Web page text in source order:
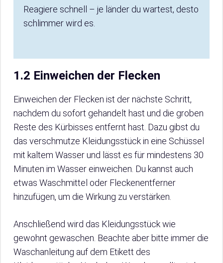
Reagiere schnell – je länder du wartest, desto
schlimmer wird es.
1.2 Einweichen der Flecken
Einweichen der Flecken ist der nächste Schritt,
nachdem du sofort gehandelt hast und die groben
Reste des Kürbisses entfernt hast. Dazu gibst du
das verschmutze Kleidungsstück in eine Schüssel
mit kaltem Wasser und lässt es für mindestens 30
Minuten im Wasser einweichen. Du kannst auch
etwas Waschmittel oder Fleckenentferner
hinzufügen, um die Wirkung zu verstärken.
Anschließend wird das Kleidungsstück wie
gewohnt gewaschen. Beachte aber bitte immer die
Waschanleitung auf dem Etikett des